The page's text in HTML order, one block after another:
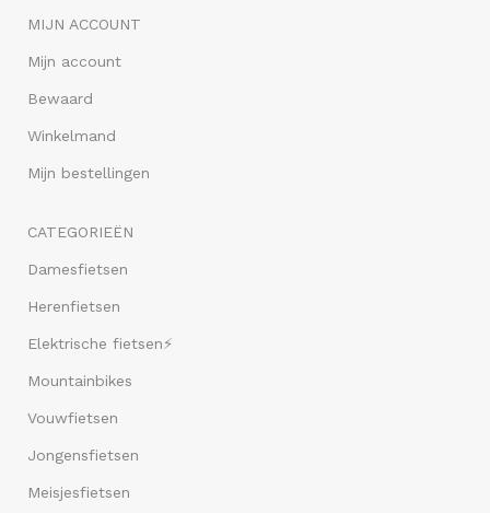
MIJN ACCOUNT
Mijn account
Bewaard
Winkelmand
Mijn bestellingen
CATEGORIEËN
Damesfietsen
Herenfietsen
Elektrische fietsen⚡
Mountainbikes
Vouwfietsen
Jongensfietsen
Meisjesfietsen